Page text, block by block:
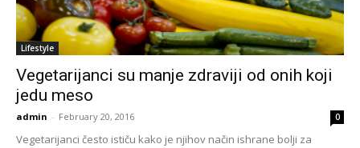
Lifestyle
Vegetarijanci su manje zdraviji od onih koji
jedu meso
admin - February 20, 2016 0
Vegetarijanci često ističu kako je njihov način ishrane bolji za